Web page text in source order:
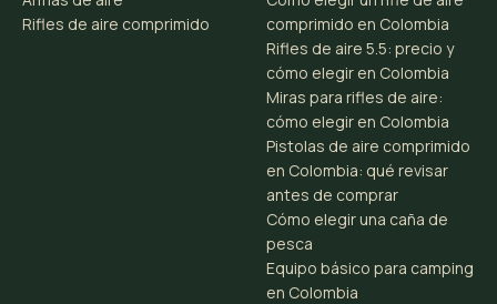
Rifles de aire comprimido
comprimido en Colombia
Rifles de aire 5.5: precio y
cómo elegir en Colombia
Miras para rifles de aire:
cómo elegir en Colombia
Pistolas de aire comprimido
en Colombia: qué revisar
antes de comprar
Cómo elegir una caña de
pesca
Equipo básico para camping
en Colombia